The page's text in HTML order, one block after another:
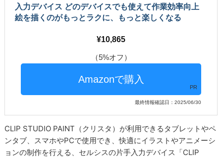
入力デバイス どのデバイスでも使えて作業効率向上
絵を描くのがもっとラクに、もっと楽しくなる
10,865
（5%オフ）
PR
最終情報確認日：2025/06/30
CLIP STUDIO PAINT（クリスタ）が利用できるタブレットやペ
ンタブ、スマホやPCで使用でき、快適にイラストやアニメーシ
ョンの制作を行える、セルシスの片手入力デバイス「CLIP